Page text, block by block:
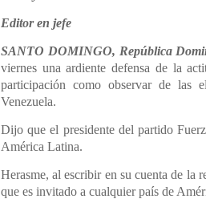
Editor en jefe
SANTO DOMINGO, República
viernes una ardiente defensa de la
participación como observar de las
Venezuela.
Dijo que el presidente del partido
América Latina.
Herasme, al escribir en su cuenta de la
que es invitado a cualquier país de